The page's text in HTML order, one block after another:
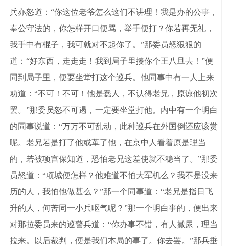
兵亦怒道：“你这位老爷怎么这们不讲理！我是办的公事，
奉公守法的，你怎样开口便骂，举手便打？你若再无礼，
我手中有棍子，我可就对不起你了。”那委员怒狠狠的
道：“好东西，走走走！我到局子里揍你个王八旦去！”便
同到局子里，便要坐堂打这个巡兵。他同事中有一人上来
劝道：“不可！不可！他是蠢人，不认得老兄，原谅他初次
罢。”那委员怒不可遏，一定要坐堂打他。内中有一个明白
的同事说道：“万万不可乱动，此种巡兵在外国倒还应该赏
呢。老兄若是打了他或革了他，在京中人看着原是理当
的，若被项宫保知道，恐怕老兄这差使就不稳当了。”那委
员怒道：“项城便怎样？他难道不怕大军机么？我不是没来
历的人，我怕他做甚么？”那一个同事道：“老兄是指日飞
升的人，何苦同一小兵呕气呢？”那一个明白事的，便出来
对那拉委员来的巡警兵道：“你办事不错，有人撒尿，理当
拉来。以后裁判，便是我们本局的事了。你去罢。”那兵垂